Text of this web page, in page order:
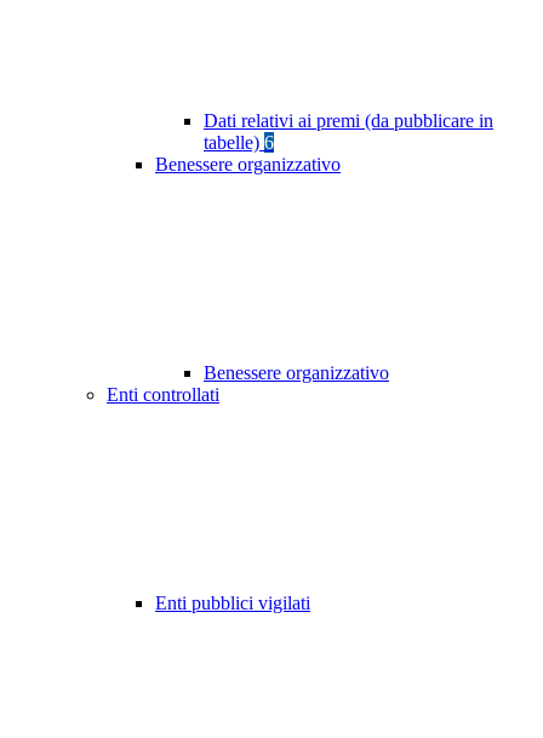
Dati relativi ai premi (da pubblicare in
tabelle) 6
Benessere organizzativo
Benessere organizzativo
Enti controllati
Enti pubblici vigilati